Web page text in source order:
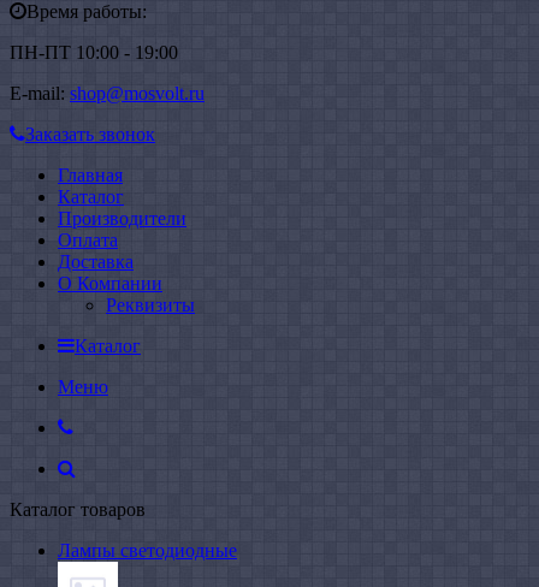
Время работы:
ПН-ПТ 10:00 - 19:00
E-mail: shop@mosvolt.ru
Заказать звонок
Главная
Каталог
Производители
Оплата
Доставка
О Компании
Реквизиты
Каталог
Меню
Каталог товаров
Лампы светодиодные